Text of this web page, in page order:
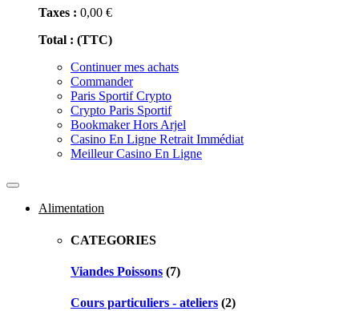
Taxes : 0,00 €
Total : (TTC)
Continuer mes achats
Commander
Paris Sportif Crypto
Crypto Paris Sportif
Bookmaker Hors Arjel
Casino En Ligne Retrait Immédiat
Meilleur Casino En Ligne
Toggle
navigationAlimentation
CATEGORIES
Viandes Poissons (7)
Cours particuliers - ateliers (2)